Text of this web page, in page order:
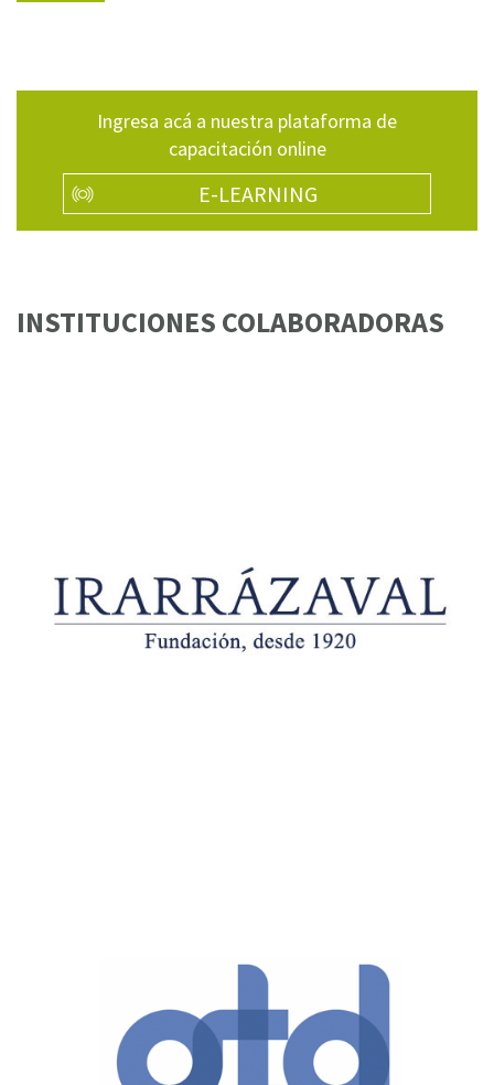
Ingresa acá a nuestra plataforma de
capacitación online
E-LEARNING
INSTITUCIONES COLABORADORAS